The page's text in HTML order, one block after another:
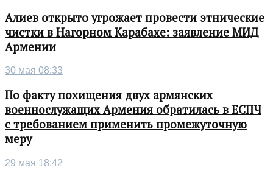
Алиев открыто угрожает провести этнические
чистки в Нагорном Карабахе: заявление МИД
Армении
30 мая 08:33
По факту похищения двух армянских
военнослужащих Армения обратилась в ЕСПЧ
с требованием применить промежуточную
меру
29 мая 18:42